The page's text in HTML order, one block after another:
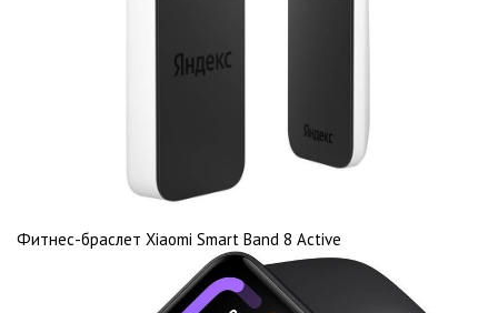
Фитнес-браслет Xiaomi Smart Band 8 Active